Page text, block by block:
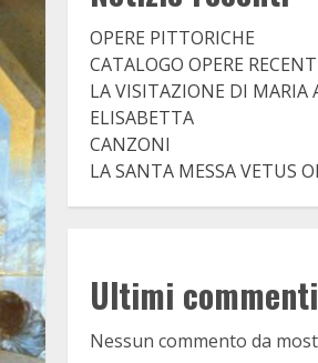
OPERE PITTORICHE
CATALOGO OPERE
LA VISITAZIONE DI MARIA
ELISABETTA
CANZONI
LA SANTA MESSA VETUS
Ultimi commenti
Nessun commento da